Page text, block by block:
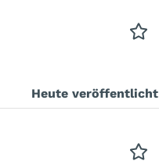
Heute veröffentlicht